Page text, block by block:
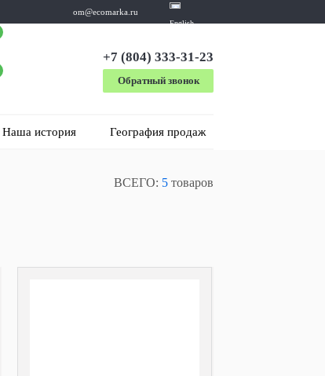
English
om@ecomarka.ru
+7 (804) 333-31-23
Обратный звонок
Наша история География продаж
ВСЕГО: 5 товаров